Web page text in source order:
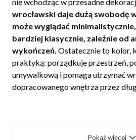
wrocławski daje dużą swobodę
może wyglądać
bardziej klasycznie, zależnie od
wykończeń. Ostatecznie to kolor,
praktyką: porządkuje przestrzeń,
umywalkową i pomaga utrzymać
dopracowanego wnętrza przez
Pokaż więcej